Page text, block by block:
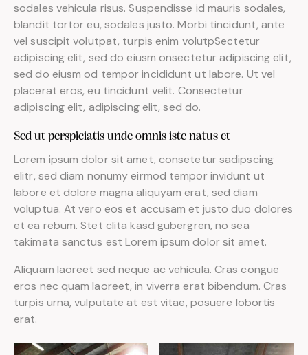
sodales vehicula risus. Suspendisse id mauris sodales,
blandit tortor eu, sodales justo. Morbi tincidunt, ante
vel suscipit volutpat, turpis enim volutpSectetur
adipiscing elit, sed do eiusm onsectetur adipiscing elit,
sed do eiusm od tempor incididunt ut labore. Ut vel
placerat eros, eu tincidunt velit. Consectetur
adipiscing elit, adipiscing elit, sed do.
Sed ut perspiciatis unde omnis iste natus et
Lorem ipsum dolor sit amet, consetetur sadipscing
elitr, sed diam nonumy eirmod tempor invidunt ut
labore et dolore magna aliquyam erat, sed diam
voluptua. At vero eos et accusam et justo duo dolores
et ea rebum. Stet clita kasd gubergren, no sea
takimata sanctus est Lorem ipsum dolor sit amet.
Aliquam laoreet sed neque ac vehicula. Cras congue
eros nec quam laoreet, in viverra erat bibendum. Cras
turpis urna, vulputate at est vitae, posuere lobortis
erat.